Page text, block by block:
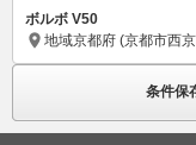
ボルボ V50
地域京都府 (京都市西
条件保